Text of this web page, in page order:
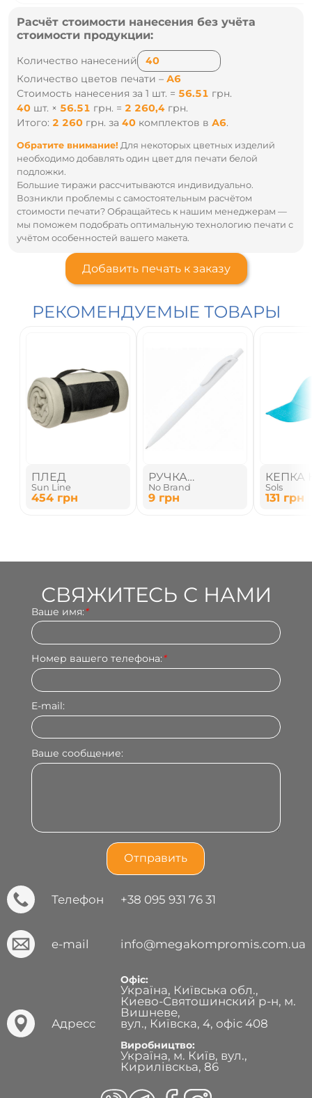
Наличие и цены уточняйте у наших менеджеров по тел
.: +38 095 931 76 31
Расчёт стоимости нанесения без учёта
стоимости продукции:
Количество нанесений
Количество цветов печати – А5
Стоимость нанесения за 1 шт. = 84.77 грн.
70 шт. × 84.77 грн. = 5 933,9 грн.
Итого: 5 934 грн. за 70 комплектов в А5.
Обратите внимание! Для некоторых цветных изделий
необходимо добавлять один цвет для печати белой
подложки.
Большие тиражи рассчитываются индивидуально.
Возникли проблемы с самостоятельным расчётом
стоимости печати? Обращайтесь к нашим менеджерам —
мы поможем подобрать оптимальную технологию печати с
учётом особенностей вашего макета.
Добавить печать к заказу
РЕКОМЕНДУЕМЫЕ ТОВАРЫ
ПЛЕД
Sun Line
454 грн
РУЧКА
ПЛАСТИКОВАЯ
No Brand
9 грн
КЕПКА
Sols
131 грн
СВЯЖИТЕСЬ С НАМИ
Ваше имя:*
Номер вашего телефона:*
E-mail:
Ваше сообщение:
Телефон +38 095 931 76 31
e-mail info@megakompromis.com.ua
Адресс
Офіс:
Україна, Київська обл.,
Киево-Святошинский р-н, м.
Вишневе,
вул., Київска, 4, офіс 408
Виробництво:
Україна, м. Київ, вул.,
Кирилівскьа, 86